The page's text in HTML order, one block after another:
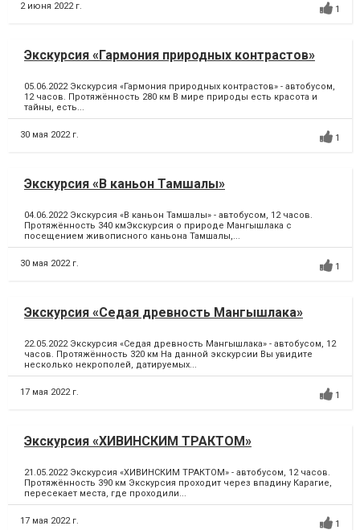
2 июня 2022 г. 1
Экскурсия «Гармония природных контрастов»
05.06.2022 Экскурсия «Гармония природных контрастов» - автобусом,
12 часов. Протяжённость 280 км В мире природы есть красота и
тайны, есть...
30 мая 2022 г. 1
Экскурсия «В каньон Тамшалы»
04.06.2022 Экскурсия «В каньон Тамшалы» - автобусом, 12 часов.
Протяжённость 340 кмЭкскурсия о природе Мангышлака с
посещением живописного каньона Тамшалы,...
30 мая 2022 г. 1
Экскурсия «Седая древность Мангышлака»
22.05.2022 Экскурсия «Седая древность Мангышлака» - автобусом, 12
часов. Протяжённость 320 км На данной экскурсии Вы увидите
несколько некрополей, датируемых...
17 мая 2022 г. 1
Экскурсия «ХИВИНСКИМ ТРАКТОМ»
21.05.2022 Экскурсия «ХИВИНСКИМ ТРАКТОМ» - автобусом, 12 часов.
Протяжённость 390 км Экскурсия проходит через впадину Карагие,
пересекает места, где проходили...
17 мая 2022 г. 1